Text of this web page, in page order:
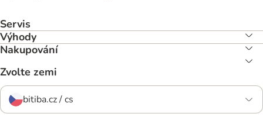
Servis
Výhody
Nakupování
Zvolte zemi
bitiba.cz / cs